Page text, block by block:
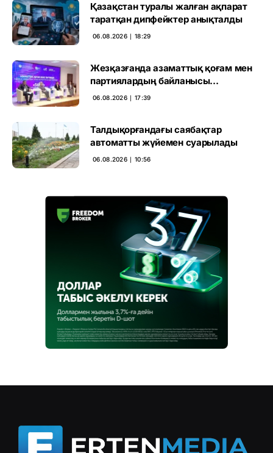
Қазақстан туралы жалған ақпарат
таратқан дипфейктер анықталды
06.08.2026 ∣ 18:29
Жезқазғанда азаматтық қоғам мен
партиялардың байланысы
талқыланды
06.08.2026 ∣ 17:39
Талдықорғандағы саябақтар
автоматты жүйемен суарылады
06.08.2026 ∣ 10:56